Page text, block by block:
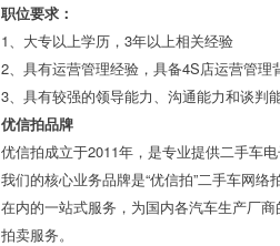
职位要求：
1、大专以上学历，3年以上相关经验
2、具有运营管理经验，具备4S店运营管
3、具有较强的领导能力、沟通能力和谈判
优信拍品牌
优信拍成立于2011年，是专业提供二手车
我们的核心业务品牌是“优信拍”二手车网
在内的一站式服务，为国内各汽车生产厂
拍卖服务。